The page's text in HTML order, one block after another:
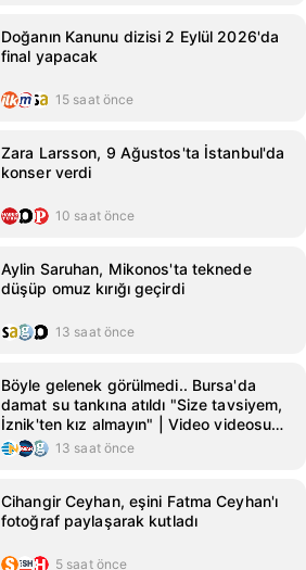
Doğanın Kanunu dizisi 2 Eylül 2026'da
final yapacak
15 saat önce
Zara Larsson, 9 Ağustos'ta İstanbul'da
konser verdi
10 saat önce
Aylin Saruhan, Mikonos'ta teknede
düşüp omuz kırığı geçirdi
13 saat önce
Böyle gelenek görülmedi.. Bursa'da
damat su tankına atıldı "Size tavsiyem,
İznik'ten kız almayın" | Video videosunu
izle | Son Dakika Haberleri
13 saat önce
Cihangir Ceyhan, eşini Fatma Ceyhan'ı
fotoğraf paylaşarak kutladı
5 saat önce